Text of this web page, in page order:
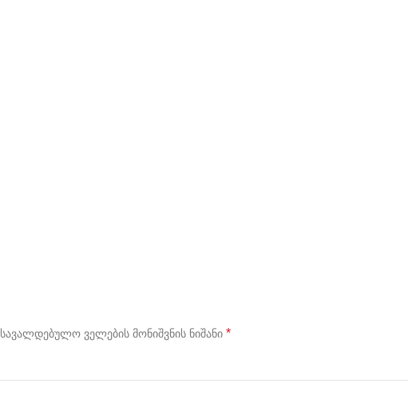
სავალდებულო ველების მონიშვნის ნიშანი *